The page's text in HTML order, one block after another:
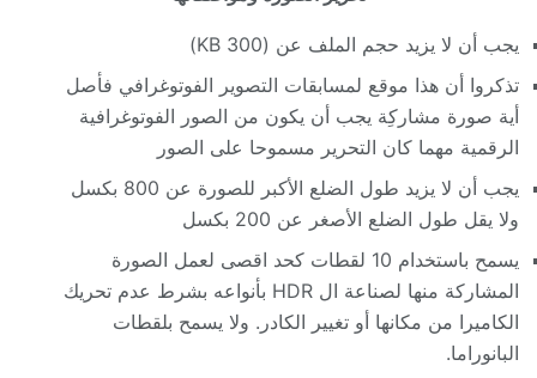
يجب أن لا يزيد حجم الملف عن (300 KB)
تذكروا أن هذا موقع لمسابقات التصوير الفوتوغرافي فأصل
أية صورة مشاركِة يجب أن يكون من الصور الفوتوغرافية
الرقمية مهما كان التحرير مسموحا على الصور
يجب أن لا يزيد طول الضلع الأكبر للصورة عن 800 بكسل
ولا يقل طول الضلع الأصغر عن 200 بكسل
يسمح باستخدام 10 لقطات كحد اقصى لعمل الصورة
المشاركة منها لصناعة ال HDR بأنواعه بشرط عدم تحريك
الكاميرا من مكانها أو تغيير الكادر. ولا يسمح بلقطات
البانوراما.